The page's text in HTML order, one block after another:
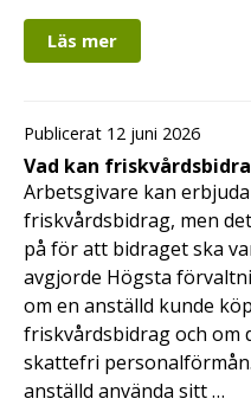
Läs mer
Publicerat 12 juni 2026
Vad kan
Arbetsgivare kan
friskvårdsbidrag, men
på för att bidraget ska
avgjorde Högsta
om en anställd kunde
friskvårdsbidrag och om
skattefri
anställd använda sitt …